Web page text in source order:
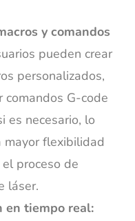
y comandos
pueden crear
personalizados,
comandos G-code
es necesario, lo
mayor flexibilidad
proceso de
láser.
en tiempo real: